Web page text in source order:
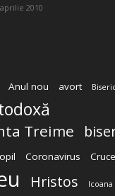
2010
Anul nou avort
Treime
Coronavirus Cruce
Hristos Icoana